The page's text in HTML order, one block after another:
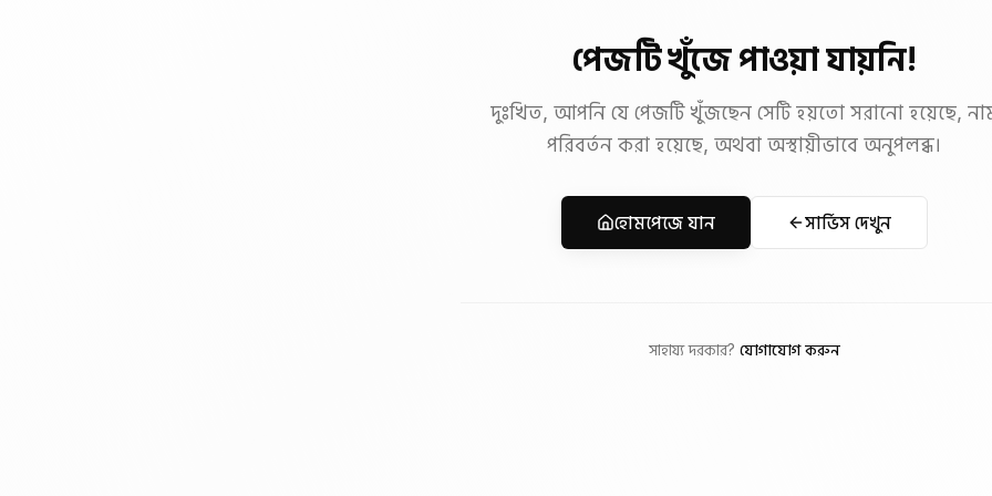
পেজটি খুঁজে পাওয়া যায়নি!
দুঃখিত, আপনি যে পেজটি খুঁজছেন সেটি হয়তো সরানো হয়েছে,
পরিবর্তন করা হয়েছে, অথবা অস্থায়ীভাবে অনুপলব্ধ।
হোমপেজে যান সার্ভিস দেখুন
সাহায্য দরকার? যোগাযোগ করুন